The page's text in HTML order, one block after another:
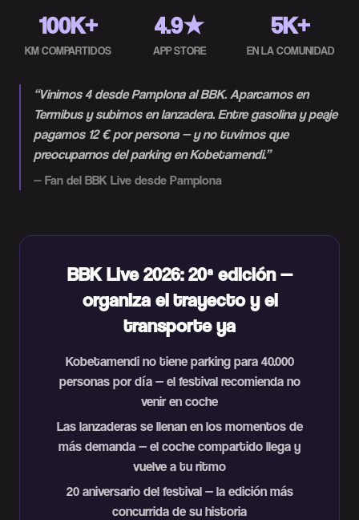
100K+
KM COMPARTIDOS
4.9★
APP STORE
5K+
EN LA COMUNIDAD
“Vinimos 4 desde Pamplona al BBK. Aparcamos en
Termibus y subimos en lanzadera. Entre gasolina y peaje
pagamos 12 € por persona — y no tuvimos que
preocuparnos del parking en Kobetamendi.”
— Fan del BBK Live desde Pamplona
BBK Live 2026: 20ª edición —
organiza el trayecto y el
transporte ya
Kobetamendi no tiene parking para 40.000
personas por día — el festival recomienda no
venir en coche
Las lanzaderas se llenan en los momentos de
más demanda — el coche compartido llega y
vuelve a tu ritmo
20 aniversario del festival — la edición más
concurrida de su historia